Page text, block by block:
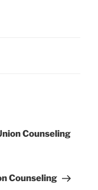
Counseling
Counseling